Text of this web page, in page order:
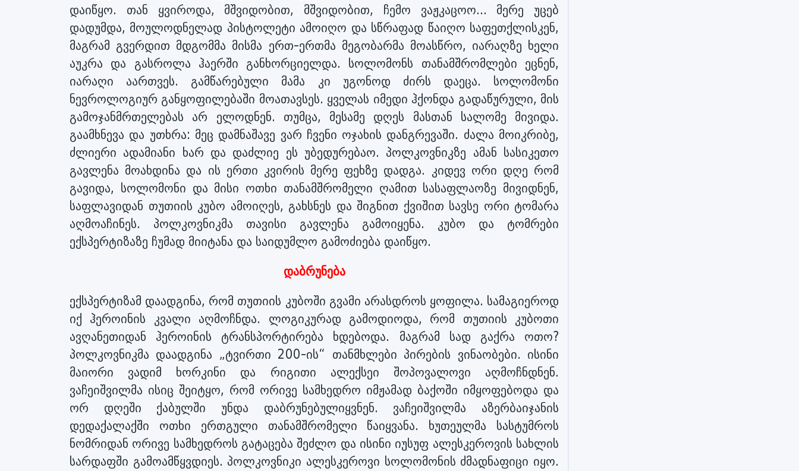
დაიწყო. თან ყვიროდა, მშვიდობით, მშვიდობით, ჩემო ვაჟკაცოო... მერე უცებ
დადუმდა, მოულოდნელად პისტოლეტი ამოიღო და სწრაფად წაიღო საფეთქლისკენ,
მაგრამ გვერდით მდგომმა მისმა ერთ-ერთმა მეგობარმა მოასწრო, იარაღზე ხელი
აუკრა და გასროლა ჰაერში განხორციელდა. სოლომონს თანამშრომლები ეცნენ,
იარაღი აართვეს. გამწარებული მამა კი უგონოდ ძირს დაეცა. სოლომონი
ნევროლოგიურ განყოფილებაში მოათავსეს. ყველას იმედი ჰქონდა გადაწურული, მის
გამოჯანმრთელებას არ ელოდნენ. თუმცა, მესამე დღეს მასთან სალომე მივიდა.
გაამხნევა და უთხრა: მეც დამნაშავე ვარ ჩვენი ოჯახის დანგრევაში. ძალა მოიკრიბე,
ძლიერი ადამიანი ხარ და დაძლიე ეს უბედურებაო. პოლკოვნიკზე ამან სასიკეთო
გავლენა მოახდინა და ის ერთი კვირის მერე ფეხზე დადგა. კიდევ ორი დღე რომ
გავიდა, სოლომონი და მისი ოთხი თანამშრომელი ღამით სასაფლაოზე მივიდნენ,
საფლავიდან თუთიის კუბო ამოიღეს, გახსნეს და შიგნით ქვიშით სავსე ორი ტომარა
აღმოაჩინეს. პოლკოვნიკმა თავისი გავლენა გამოიყენა. კუბო და ტომრები
ექსპერტიზაზე ჩუმად მიიტანა და საიდუმლო გამოძიება დაიწყო.
დაბრუნება
ექსპერტიზამ დაადგინა, რომ თუთიის კუბოში გვამი არასდროს ყოფილა. სამაგიეროდ
იქ ჰეროინის კვალი აღმოჩნდა. ლოგიკურად გამოდიოდა, რომ თუთიის კუბოთი
ავღანეთიდან ჰეროინის ტრანსპორტირება ხდებოდა. მაგრამ სად გაქრა ოთო?
პოლკოვნიკმა დაადგინა „ტვირთი 200-ის“ თანმხლები პირების ვინაობები. ისინი
მაიორი ვადიმ ხორკინი და რიგითი ალექსეი შოპოვალოვი აღმოჩნდნენ.
ვაჩეიშვილმა ისიც შეიტყო, რომ ორივე სამხედრო იმჟამად ბაქოში იმყოფებოდა და
ორ დღეში ქაბულში უნდა დაბრუნებულიყვნენ. ვაჩეიშვილმა აზერბაიჯანის
დედაქალაქში ოთხი ერთგული თანამშრომელი წაიყვანა. ხუთეულმა სასტუმროს
ნომრიდან ორივე სამხედროს გატაცება შეძლო და ისინი იუსუფ ალესკეროვის სახლის
სარდაფში გამოამწყვდიეს. პოლკოვნიკი ალესკეროვი სოლომონის ძმადნაფიცი იყო.